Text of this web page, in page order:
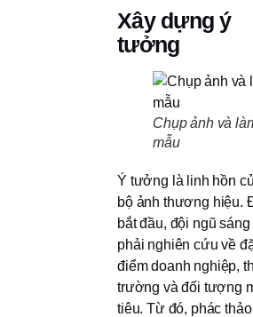
Xây dựng ý
tưởng
Chụp ảnh và
mẫu
Ý tưởng là linh hồn
bộ ảnh thương hiệu.
bắt đầu, đội ngũ sáng
phải nghiên cứu về
điểm doanh nghiệp,
trường và đối tượng
tiêu. Từ đó, phác thảo